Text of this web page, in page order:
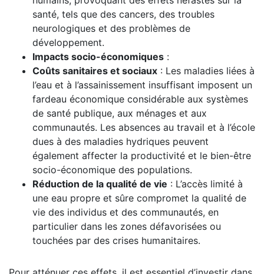
santé, tels que des cancers, des troubles
neurologiques et des problèmes de
développement.
Impacts socio-économiques :
Coûts sanitaires et sociaux : Les maladies liées à
l’eau et à l’assainissement insuffisant imposent un
fardeau économique considérable aux systèmes
de santé publique, aux ménages et aux
communautés. Les absences au travail et à l’école
dues à des maladies hydriques peuvent
également affecter la productivité et le bien-être
socio-économique des populations.
Réduction de la qualité de vie : L’accès limité à
une eau propre et sûre compromet la qualité de
vie des individus et des communautés, en
particulier dans les zones défavorisées ou
touchées par des crises humanitaires.